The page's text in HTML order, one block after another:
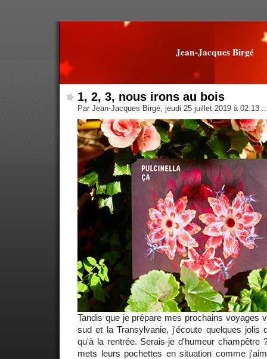
Jean-Jacques Birgé
1, 2, 3, nous irons au bois
Par Jean-Jacques Birgé, jeudi 25 juillet 2019 à 02:13 ::
Tandis que je prépare mes prochains voyages
sud et la Transylvanie, j'écoute quelques jolis
qu'à la rentrée. Serais-je d'humeur champêtre
mets leurs pochettes en situation comme